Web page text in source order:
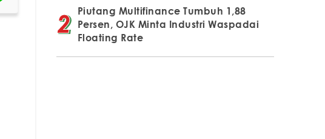
Piutang Multifinance Tumbuh 1,88
Persen, OJK Minta Industri Waspadai
Floating Rate